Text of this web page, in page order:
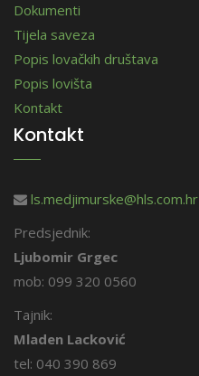
Dokumenti
Tijela saveza
Popis lovačkih društava
Popis lovišta
Kontakt
Kontakt
ls.medjimurske@hls.com.hr
Predsjednik:
Ljubomir Grgec
mob: 099 320 0560
Tajnik:
Mladen Lacković
tel: 040 390 869